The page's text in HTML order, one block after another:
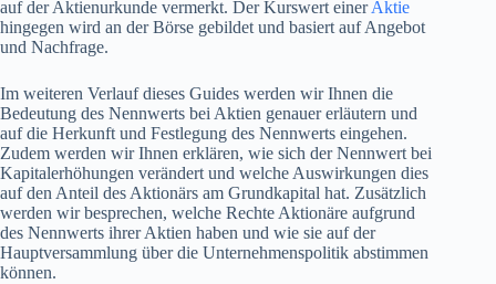
auf der Aktienurkunde vermerkt. Der Kurswert einerAktie
hingegen wird an der Börse gebildet und basiert auf Angebot
und Nachfrage.
Im weiteren Verlauf dieses Guides werden wir Ihnen die
Bedeutung des Nennwerts bei Aktien genauer erläutern und
auf die Herkunft und Festlegung des Nennwerts eingehen.
Zudem werden wir Ihnen erklären, wie sich der Nennwert bei
Kapitalerhöhungen verändert und welche Auswirkungen dies
auf den Anteil des Aktionärs am Grundkapital hat. Zusätzlich
werden wir besprechen, welche Rechte Aktionäre aufgrund
des Nennwerts ihrer Aktien haben und wie sie auf der
Hauptversammlung über die Unternehmenspolitik abstimmen
können.